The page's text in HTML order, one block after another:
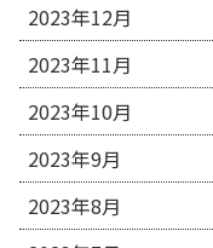
2023年12月
2023年11月
2023年10月
2023年9月
2023年8月